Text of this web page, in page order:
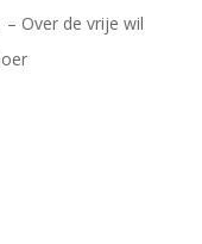
– Over de vrije wil